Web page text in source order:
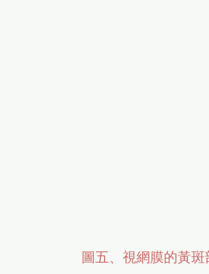
圖五、視網膜的黃斑